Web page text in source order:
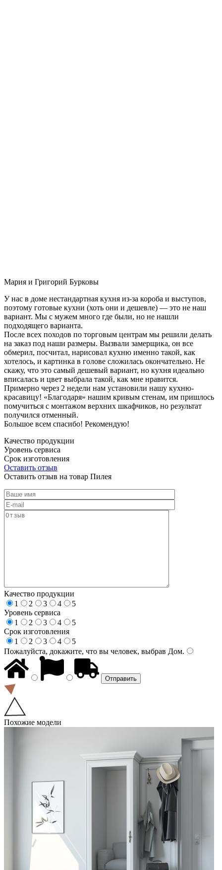
Мария и Григорий Бурковы
У нас в доме нестандартная кухня из-за короба и выступов,
поэтому готовые кухни (хоть они и дешевле) — это не наш
вариант. Мы с мужем много где были, но не нашли
подходящего варианта.
После всех походов по торговым центрам мы решили делать
на заказ под наши размеры. Вызвали замерщика, он все
обмерил, посчитал, нарисовал кухню именно такой, как
хотелось, и картинка в голове сложилась окончательно. Не
скажу, что это самый дешевый вариант, но кухня идеально
вписалась и цвет выбрала такой, как мне нравится.
Примерно через 2 недели нам установили нашу кухню-
красавицу! «Благодаря» нашим кривым стенам, им пришлось
помучиться с монтажом верхних шкафчиков, но результат
получился отменный.
Большое всем спасибо! Рекомендую!
Качество продукции
Уровень сервиса
Срок изготовления
Оставить отзыв
Оставить отзыв на товар Пилея
Качество продукции
1
2 3 4
5
Уровень сервиса
1
2 3 4
5
Срок изготовления
1
2 3 4
5
Пожалуйста, докажите, что вы человек, выбрав Дом.
Похожие модели